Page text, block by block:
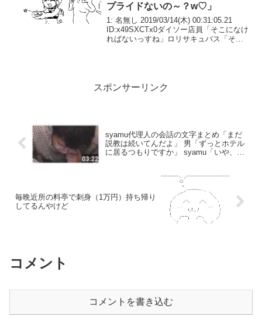
プライドないの～？w♡」
1: 名無し 2019/03/14(木) 00:31:05.21
ID:x49SXCTx0ダイソー店員「そこになけ
ればないっすね」ロリサキュバス「そ
スポンサーリンク
syamu代理人の会話の文字まとめ「まだ
説教は続いてんだよ」 男「ずっとホテル
に居るつもりですか」 syamu「いや、
毎晩近所の料亭で刺身（1万円）持ち帰り
してるんやけど
コメント
コメントを書き込む